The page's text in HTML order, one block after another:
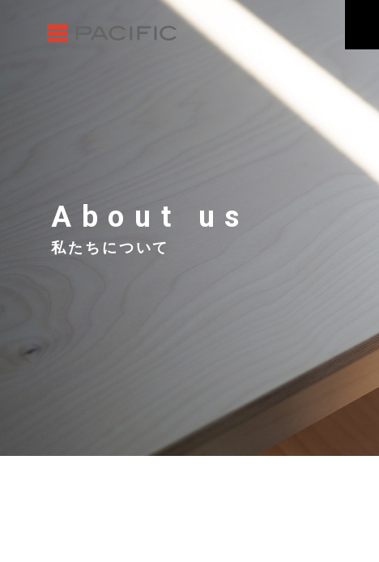
About us
私たちについて